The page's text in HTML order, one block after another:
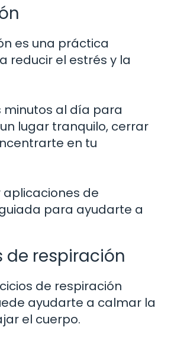
es una práctica
reducir el estrés y la
minutos al día para
lugar tranquilo, cerrar
en tu
aplicaciones de
para ayudarte a
de respiración
de respiración
ayudarte a calmar la
el cuerpo.